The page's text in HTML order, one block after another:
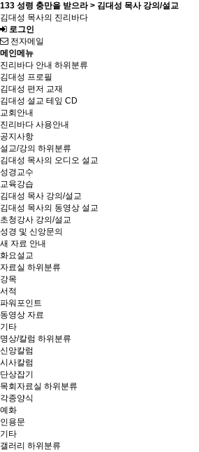
133 성령 충만을 받으라 > 김대성 목사 강의/설교
김대성 목사의 진리바다
로그인
전자메일
메인메뉴
진리바다 안내 하위분류
김대성 프로필
김대성 편저 교재
김대성 설교 테잎 CD
교회안내
진리바다 사용안내
공지사항
설교/강의 하위분류
김대성 목사의 오디오 설교
성경교수
교육강습
김대성 목사 강의/설교
김대성 목사의 동영상 설교
초청강사 강의/설교
성경 및 신앙문의
새 자료 안내
화요설교
자료실 하위분류
강목
서적
파워포인트
동영상 자료
기타
명상/칼럼 하위분류
신앙칼럼
시사칼럼
단상잡기
목회자료실 하위분류
각종양식
예화
인용문
기타
갤러리 하위분류